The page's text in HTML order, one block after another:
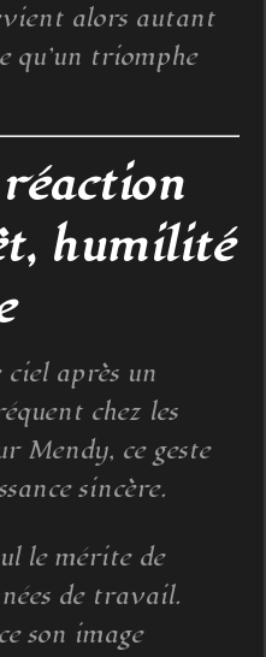
alors autant
qu’un triomphe
humilité
ciel après un
chez les
Mendy, ce geste
sincère.
le mérite de
de travail.
son image